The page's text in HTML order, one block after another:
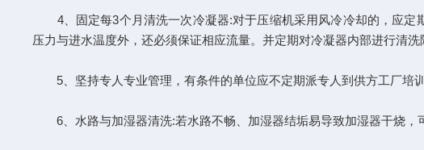
4、固定每3个月清洗一次冷凝器:对于压缩机采用风冷冷却的，应定
压力与进水温度外，还必须保证相应流量。并定期对冷凝器内部进行清洗
5、坚持专人专业管理，有条件的单位应不定期派专人到供方工厂培
6、水路与加湿器清洗:若水路不畅、加湿器结垢易导致加湿器干烧，